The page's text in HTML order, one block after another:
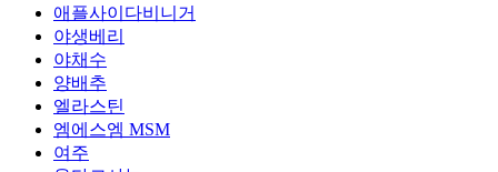
애플사이다비니거
야생베리
야채수
양배추
엘라스틴
엠에스엠 MSM
여주